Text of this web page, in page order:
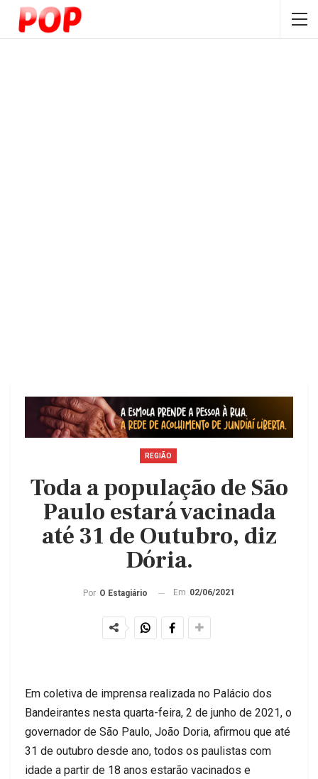
REGIÃO
Toda a população de São
Paulo estará vacinada
até 31 de Outubro, diz
Dória.
Por O Estagiário Em 02/06/2021
Em coletiva de imprensa realizada no Palácio dos
Bandeirantes nesta quarta-feira, 2 de junho de 2021, o
governador de São Paulo, João Doria, afirmou que até
31 de outubro desde ano, todos os paulistas com
idade a partir de 18 anos estarão vacinados e